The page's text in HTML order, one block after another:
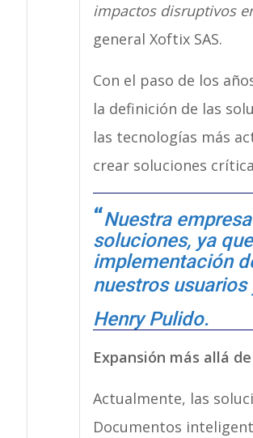
impactos disruptivos
general Xoftix SAS.
Con el paso de los
la definición de las
las tecnologías más
crear soluciones
Nuestra
soluciones, ya
implementación
nuestros usuarios
Henry Pulido.
Expansión más allá
Actualmente, las
Documentos